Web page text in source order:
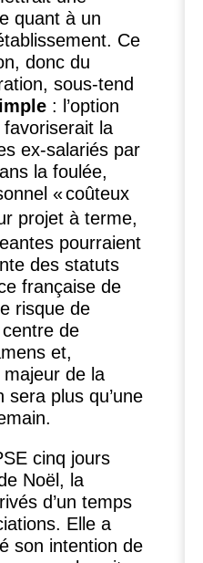
quant à un
Ce
donc du
sous-tend
: l’option
la
ex-salariés par
la foulée,
«coûteux
projet à terme,
pourraient
des statuts
française de
risque de
de
et,
majeur de la
sera plus qu’une
cinq jours
Noël, la
d’un temps
Elle a
son intention de